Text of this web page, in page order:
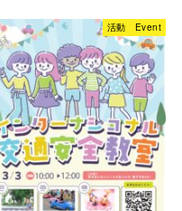
活動 Event